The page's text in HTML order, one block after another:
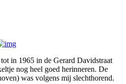
in 1965 in de Gerard Davidstraat
nog heel goed herinneren. De
was volgens mij slechthorend.